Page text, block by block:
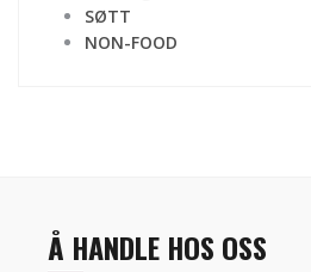
SØTT
NON-FOOD
Å HANDLE HOS OSS